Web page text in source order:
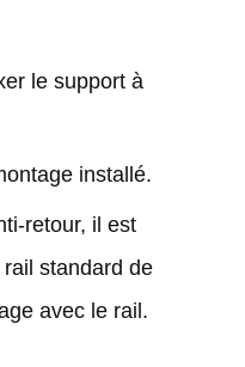
le support à
installé.
retour, il est
standard de
avec le rail.